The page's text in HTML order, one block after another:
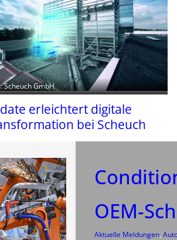
Scheuch GmbH
erleichtert digitale
bei Scheuch
OEM-
Aktuelle Meldungen,